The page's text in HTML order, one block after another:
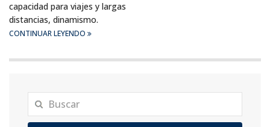
capacidad para viajes y largas
distancias, dinamismo.
CONTINUAR LEYENDO